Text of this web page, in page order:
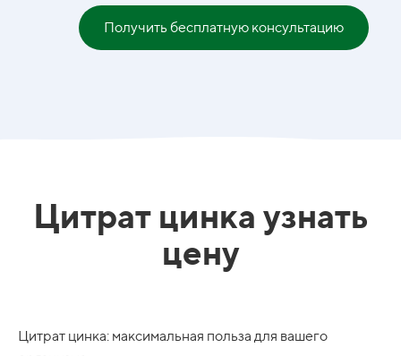
Получить бесплатную консультацию
Цитрат цинка узнать
цену
Цитрат цинка: максимальная польза для вашего